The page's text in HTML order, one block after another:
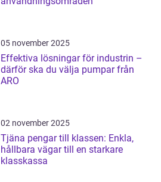
05 november 2025
Effektiva lösningar för industrin –
därför ska du välja pumpar från
ARO
02 november 2025
Tjäna pengar till klassen: Enkla,
hållbara vägar till en starkare
klasskassa